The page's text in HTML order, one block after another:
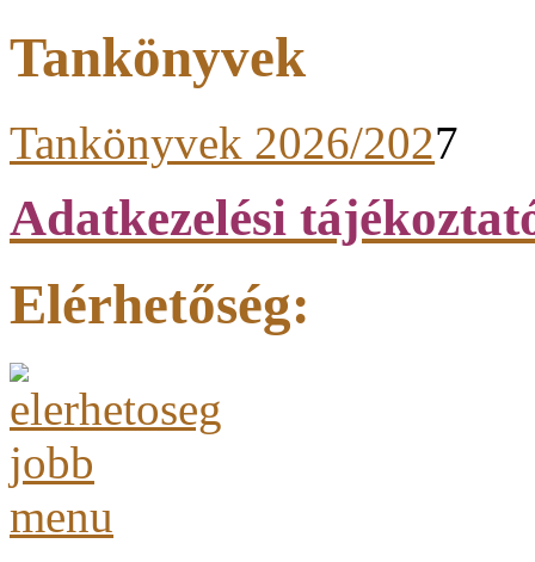
Tankönyvek
Tankönyvek 2026/2027
Adatkezelési
Elérhetőség: